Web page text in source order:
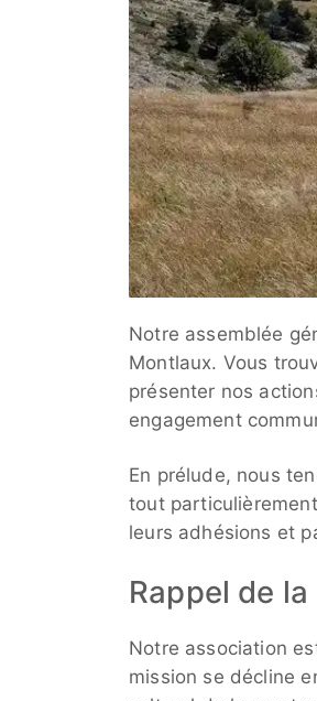
Notre assemblée
Montlaux. Vous
présenter nos
engagement
En prélude, nous
tout
leurs adhésions et
Rappel de
Notre association
mission se décline